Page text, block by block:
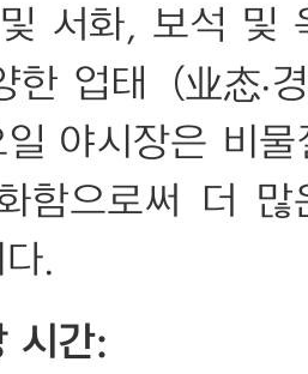
서화, 보석 및
한 업태（业态·
야시장은 비
함으로써 더 많
.
시간: